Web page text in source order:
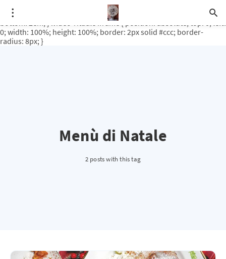
.video-rituale { position: relative; padding-bottom: 56.25%; /* 16:9
ratio */ height: 0; overflow: hidden; margin-top: 3em; margin-
bottom: 2em; } .video-rituale iframe { position: absolute; top: 0; left:
0; width: 100%; height: 100%; border: 2px solid #ccc; border-
radius: 8px; }
Menù di Natale
2 posts with this tag